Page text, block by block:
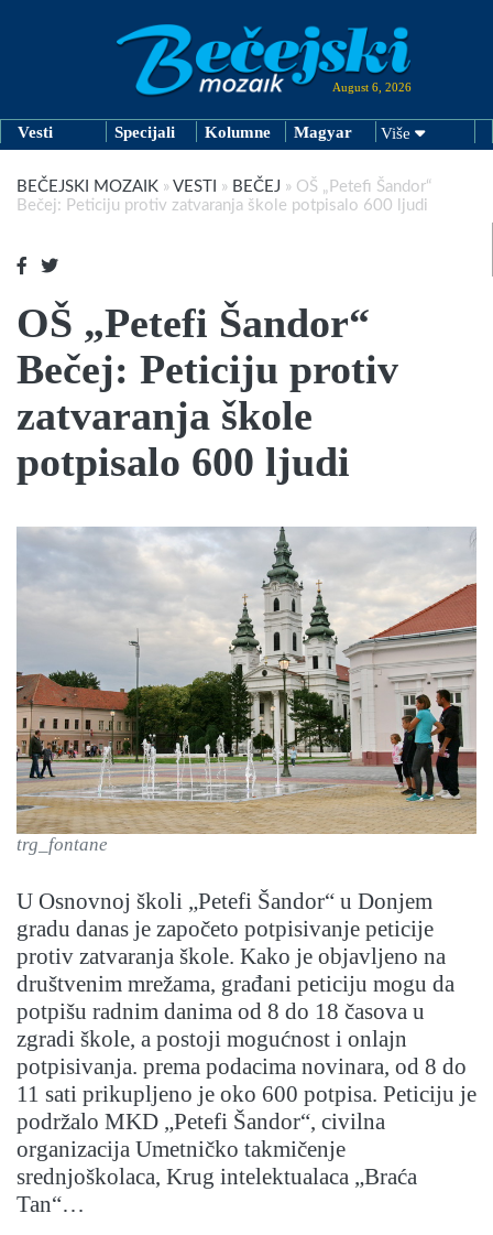
August 6, 2026
Vesti Specijali Kolumne Magyar Više
BEČEJSKI MOZAIK » VESTI » BEČEJ » OŠ „Petefi Šandor“
Bečej: Peticiju protiv zatvaranja škole potpisalo 600 ljudi
OŠ „Petefi Šandor“
Bečej: Peticiju protiv
zatvaranja škole
potpisalo 600 ljudi
trg_fontane
U Osnovnoj školi „Petefi Šandor“ u Donjem
gradu danas je započeto potpisivanje peticije
protiv zatvaranja škole. Kako je objavljeno na
društvenim mrežama, građani peticiju mogu da
potpišu radnim danima od 8 do 18 časova u
zgradi škole, a postoji mogućnost i onlajn
potpisivanja. prema podacima novinara, od 8 do
11 sati prikupljeno je oko 600 potpisa. Peticiju je
podržalo MKD „Petefi Šandor“, civilna
organizacija Umetničko takmičenje
srednjoškolaca, Krug intelektualaca „Braća
Tan“…